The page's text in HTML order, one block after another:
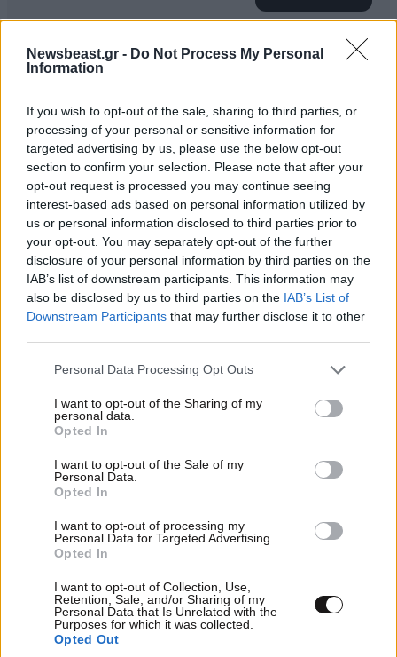
Newsbeast.gr - Do Not Process My Personal
Information
If you wish to opt-out of the sale, sharing to third parties, or
processing of your personal or sensitive information for
targeted advertising by us, please use the below opt-out
section to confirm your selection. Please note that after your
opt-out request is processed you may continue seeing
interest-based ads based on personal information utilized by
us or personal information disclosed to third parties prior to
your opt-out. You may separately opt-out of the further
disclosure of your personal information by third parties on the
IAB’s list of downstream participants. This information may
also be disclosed by us to third parties on the IAB’s List of
Downstream Participants that may further disclose it to other
Please note that this website/app uses one or more Google
not limited to your visit or usage behaviour. You may click to
grant or deny consent to Google and its third-party tags to
use your data for below specified purposes in below Google
consent section.
Personal Data Processing Opt Outs
I want to opt-out of the Sharing of my
personal data.
Opted In
I want to opt-out of the Sale of my
Personal Data.
Opted In
I want to opt-out of processing my
Personal Data for Targeted Advertising.
Opted In
I want to opt-out of Collection, Use,
Retention, Sale, and/or Sharing of my
Personal Data that Is Unrelated with the
Purposes for which it was collected.
Opted Out
Πέθανε ο ηθοποιός, Νίκος Καλογερόπουλος